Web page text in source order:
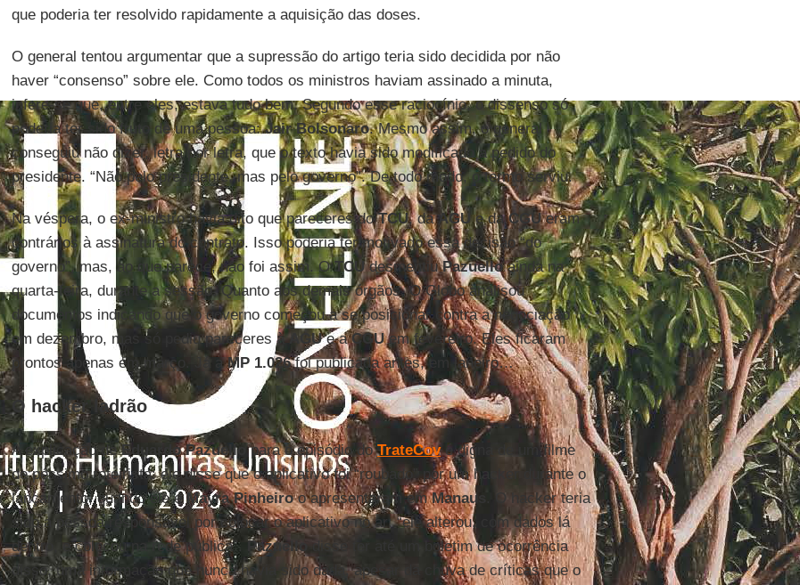
que poderia ter resolvido rapidamente a aquisição das doses.
O general tentou argumentar que a supressão do artigo teria sido decidida por não
haver “consenso” sobre ele. Como todos os ministros haviam assinado a minuta,
infere-se que, entre eles, estava tudo bem. Segundo esse raciocínio, o dissenso só
poderia ter sido fruto de uma pessoa:Jair Bolsonaro. Mesmo assim, o general
conseguiu não dizer, letra por letra, que o texto havia sido modificado a pedido do
presidente. “Não pelo presidente, mas pelo governo”. De todo modo, o termo serviu.
Na véspera, o ex-ministro havia dito que pareceres doTCU, daAGUe daCGUeram
contrários à assinatura do contrato. Isso poderia ter motivado essa decisão “do
governo”, mas, ao que parece, não foi assim. OTCUdesmentiuPazuelloainda na
quarta-feira, durante a sessão. Quanto aos demais órgãos, O Globo analisou
documentos indicando que o governo começou a se posicionar contra a negociação
em dezembro, mas só pediu pareceres àAGUe aCGUem fevereiro. Eles ficaram
prontos apenas em março. Já aMP 1.026foi publicada antes, em janeiro…
O hacker ladrão
A explicação deEduardo Pazuello para o episódio doTrateCové digna de um filme
de péssimo roteirista: ele disse que o aplicativo foi “roubado” por um hacker durante o
lançamento, quando ele eMayra Pinheiroo apresentaram emManaus
. O hacker teria
sido a pessoa responsável por colocar o aplicativo no ar: “ele alterou, com dados lá
dentro, e colocou na rede pública”. Pazuello
disse ter até um boletim de ocorrência
disso, uma informação que nunca havia sido dada, apesar da chuva de críticas que o